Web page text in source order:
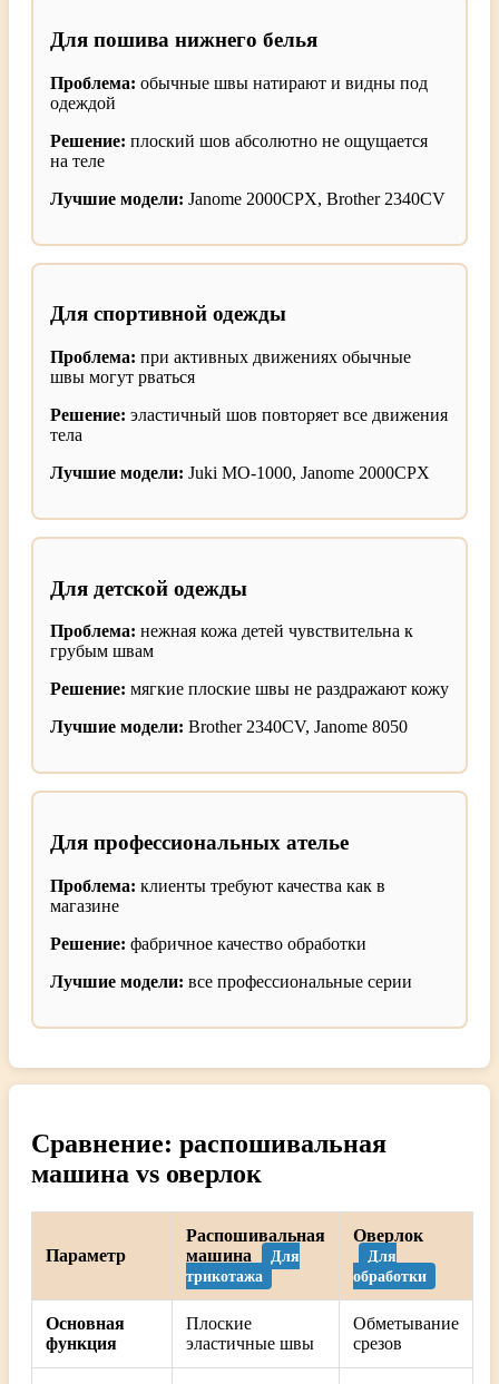
Для пошива нижнего белья
Проблема: обычные швы натирают и видны под
одеждой
Решение: плоский шов абсолютно не ощущается
на теле
Лучшие модели: Janome 2000CPX, Brother 2340CV
Для спортивной одежды
Проблема: при активных движениях обычные
швы могут рваться
Решение: эластичный шов повторяет все движения
тела
Лучшие модели: Juki MO-1000, Janome 2000CPX
Для детской одежды
Проблема: нежная кожа детей чувствительна к
грубым швам
Решение: мягкие плоские швы не раздражают кожу
Лучшие модели: Brother 2340CV, Janome 8050
Для профессиональных ателье
Проблема: клиенты требуют качества как в
магазине
Решение: фабричное качество обработки
Лучшие модели: все профессиональные серии
Сравнение: распошивальная
машина vs оверлок
Параметр
Распошивальная
машина
Для
трикотажа
Оверлок
Для
обработки
Основная
функция
Плоские
эластичные швы
Обметывание
срезов